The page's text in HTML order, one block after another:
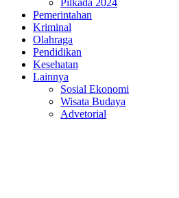
Pilkada 2024
Pemerintahan
Kriminal
Olahraga
Pendidikan
Kesehatan
Lainnya
Sosial Ekonomi
Wisata Budaya
Advetorial